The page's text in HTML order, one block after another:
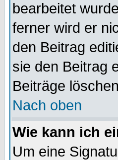
bearbeitet
ferner wird er
den Beitrag
sie den Beitrag
Beiträge
Nach oben
Wie kann ich
Um eine